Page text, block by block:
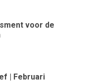
voor de
| Februari